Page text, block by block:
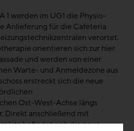
1 werden im UG1 die Physio-
Anlieferung für die Cafeteria
verortet.
orientieren sich zur hier
und werden von einer
Warte- und Anmeldezone aus
erstreckt sich die neue
Ost-West-Achse längs
Direkt anschließend mit
befindet sich die neue